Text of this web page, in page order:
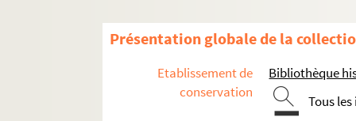
Présentation globale de la
Etablissement de
conservation
Bibliothèque
Tous
F
H